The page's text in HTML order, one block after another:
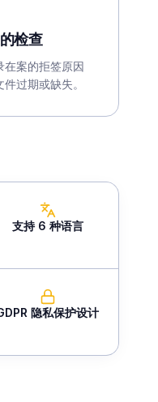
检查
在案的拒签原因
过期或缺失。
支持 6 种语言
隐私保护设计